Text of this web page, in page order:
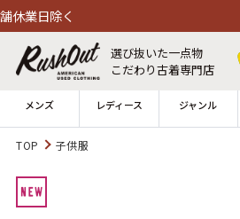
選び抜いた一点物
こだわり古着専門店
メンズ レディース ジャンル
TOP 子供服